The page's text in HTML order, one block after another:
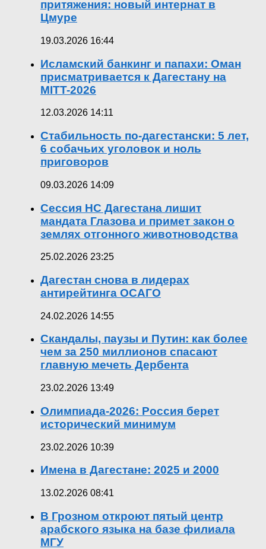
притяжения: новый интернат в
Цмуре
19.03.2026 16:44
Исламский банкинг и папахи: Оман
присматривается к Дагестану на
MITT-2026
12.03.2026 14:11
Стабильность по-дагестански: 5 лет,
6 собачьих уголовок и ноль
приговоров
09.03.2026 14:09
Сессия НС Дагестана лишит
мандата Глазова и примет закон о
землях отгонного животноводства
25.02.2026 23:25
Дагестан снова в лидерах
антирейтинга ОСАГО
24.02.2026 14:55
Скандалы, паузы и Путин: как более
чем за 250 миллионов спасают
главную мечеть Дербента
23.02.2026 13:49
Олимпиада-2026: Россия берет
исторический минимум
23.02.2026 10:39
Имена в Дагестане: 2025 и 2000
13.02.2026 08:41
В Грозном откроют пятый центр
арабского языка на базе филиала
МГУ